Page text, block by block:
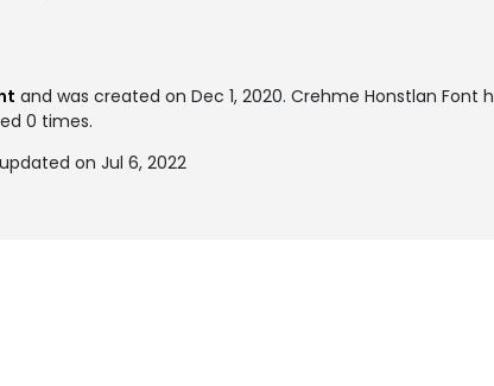
and was created on Dec 1, 2020. Crehme Honstlan Font
0 times.
on Jul 6, 2022